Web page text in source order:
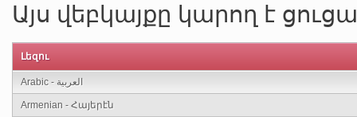
Այս վեբկայքը կարող է
Լեզու
Arabic - العربية
Armenian - Հայերէն